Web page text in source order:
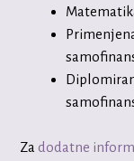
Za dodatne